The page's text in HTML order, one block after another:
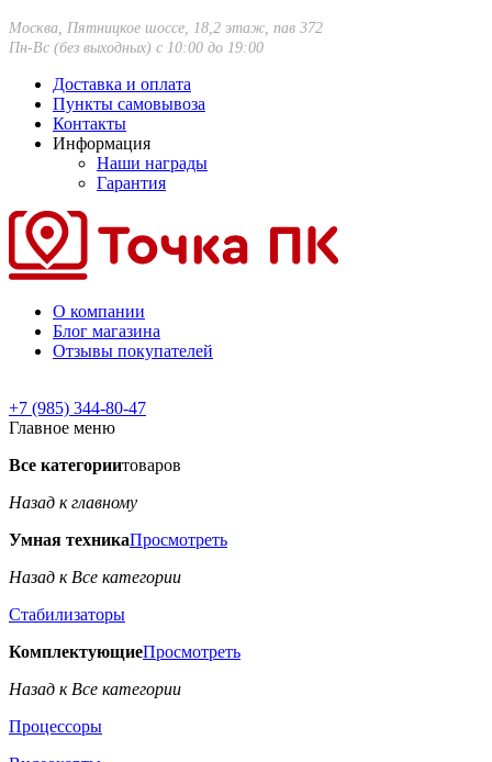
Москва, Пятницкое шоссе, 18,2 этаж, пав 372
Пн-Вс (без выходных) с 10:00 до 19:00
Доставка и оплата
Пункты самовывоза
Контакты
Информация
Наши награды
Гарантия
О компании
Блог магазина
Отзывы покупателей
+7 (985) 344-80-47
Главное меню
Все категориитоваров
Назад к главному
Умная техникаПросмотреть
Назад к Все категории
Стабилизаторы
КомплектующиеПросмотреть
Назад к Все категории
Процессоры